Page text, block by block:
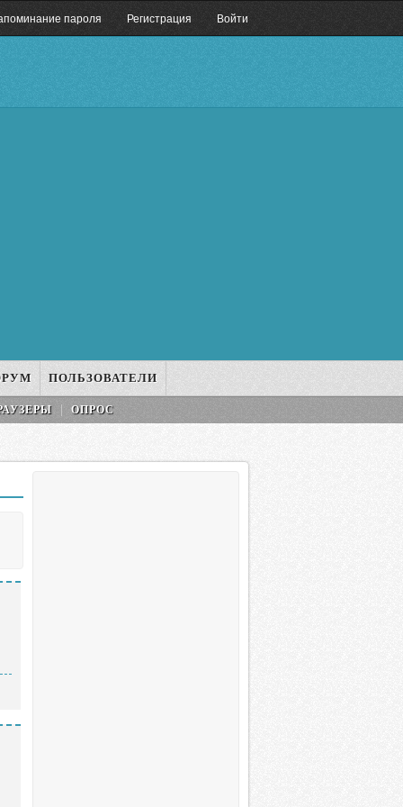
пароля Регистрация Войти
ПОЛЬЗОВАТЕЛИ
ОПРОС